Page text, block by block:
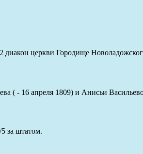
диакон церкви Городище
( - 16 апреля 1809) и Анисьи
за штатом.